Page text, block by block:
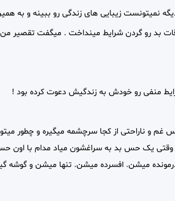
نمیتونست زیبایی های زندگی رو ببینه و به
بد رو گردن شرایط مینداخت . میگفت تقصیر
منفی رو خودش به زندگیش دعوت کرده بود !
غم و ناراحتی از کجا سرچشمه میگیره و چطور
وقتی یک حس بد به سراغشون میاد مدام با اون
میشن. افسرده میشن. تنها میشن و گوشه